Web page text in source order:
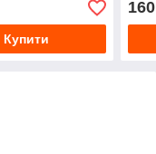
Купити
160